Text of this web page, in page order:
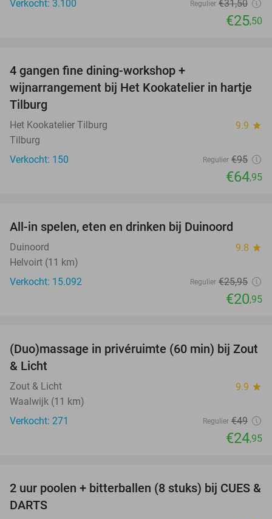
Verkocht: 3.100
Regulier €31,50
€25,50
4 gangen fine dining-workshop +
wijnarrangement bij Het Kookatelier in hartje
Tilburg
Het Kookatelier Tilburg 9.9 star
Tilburg
Verkocht: 150
Regulier €95
€64,95
All-in spelen, eten en drinken bij Duinoord
Duinoord 9.8 star
Helvoirt (11 km)
Verkocht: 15.092
Regulier €25,95
€20,95
49%
(Duo)massage in privéruimte (60 min) bij Zout
& Licht
Zout & Licht 9.9 star
Waalwijk (11 km)
Verkocht: 271
Regulier €49
€24,95
50%
2 uur poolen + bitterballen (8 stuks) bij CUES &
DARTS